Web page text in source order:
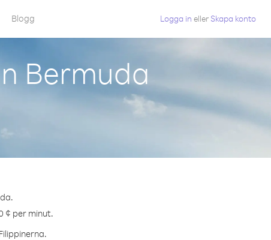
Blogg Logga in eller Skapa konto
Bermuda
¢ per minut.